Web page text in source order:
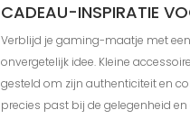
CADEAU-INSPIRATIE
Verblijd je gaming-maatje met
onvergetelijk idee. Kleine
gesteld om zijn authenticiteit en
precies past bij de gelegenheid